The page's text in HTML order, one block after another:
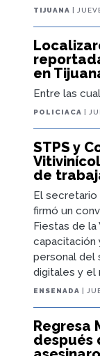
TIJUANA |
en
Entre las
POLICIACA |
STPS y
de
El secretario
firmó un
Fiestas de la
capacitación
personal del
digitales y el
ENSENADA |
Regresa
después